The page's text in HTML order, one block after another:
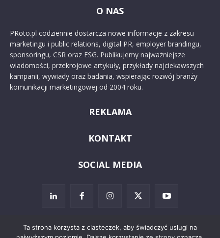
O NAS
PRoto.pl codziennie dostarcza nowe informacje z zakresu
marketingu i public relations, digital PR, employer brandingu,
sponsoringu, CSR oraz ESG. Publikujemy najważniejsze
wiadomości, przekrojowe artykuły, przykłady najciekawszych
kampanii, wywiady oraz badania, wspierając rozwój branży
komunikacji marketingowej od 2004 roku.
REKLAMA
KONTAKT
SOCIAL MEDIA
Ta strona korzysta z ciasteczek, aby świadczyć usługi na